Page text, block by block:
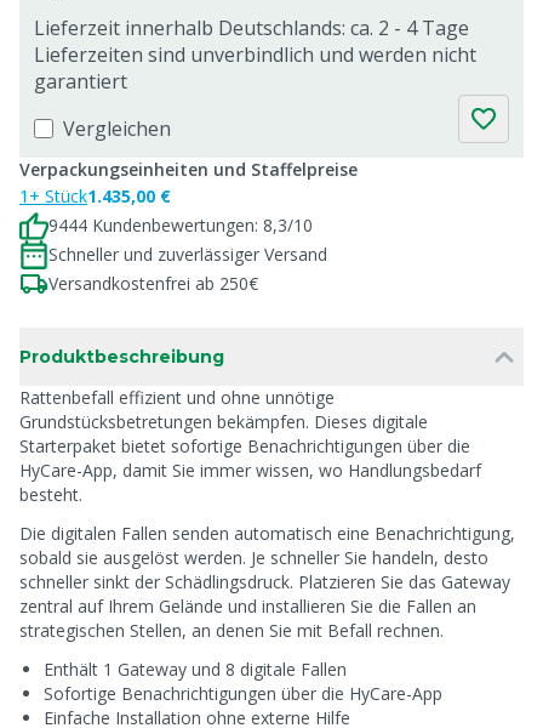
Lieferzeit innerhalb Deutschlands: ca. 2 - 4 Tage
Lieferzeiten sind unverbindlich und werden nicht
garantiert
Vergleichen
Verpackungseinheiten und Staffelpreise
1+ Stück1.435,00 €
9444 Kundenbewertungen: 8,3/10
Schneller und zuverlässiger Versand
Versandkostenfrei ab 250€
Produktbeschreibung
Rattenbefall effizient und ohne unnötige
Grundstücksbetretungen bekämpfen. Dieses digitale
Starterpaket bietet sofortige Benachrichtigungen über die
HyCare-App, damit Sie immer wissen, wo Handlungsbedarf
besteht.
Die digitalen Fallen senden automatisch eine Benachrichtigung,
sobald sie ausgelöst werden. Je schneller Sie handeln, desto
schneller sinkt der Schädlingsdruck. Platzieren Sie das Gateway
zentral auf Ihrem Gelände und installieren Sie die Fallen an
strategischen Stellen, an denen Sie mit Befall rechnen.
Enthält 1 Gateway und 8 digitale Fallen
Sofortige Benachrichtigungen über die HyCare-App
Einfache Installation ohne externe Hilfe